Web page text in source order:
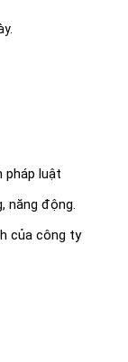
pháp luật
năng động.
của công ty